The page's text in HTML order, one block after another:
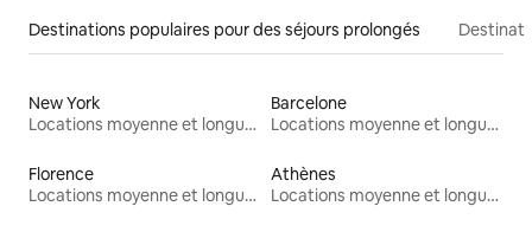
Destinations populaires pour des séjours prolongés
New York
Locations moyenne et longue durée
Barcelone
Locations moyenne et longue durée
Florence
Locations moyenne et longue durée
Athènes
Locations moyenne et longue durée